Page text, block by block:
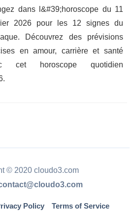
dans l&#39;horoscope du 11
2026 pour les 12 signes du
Découvrez des prévisions
en amour, carrière et santé
cet horoscope quotidien
© 2020 cloudo3.com
Policy Terms of Service